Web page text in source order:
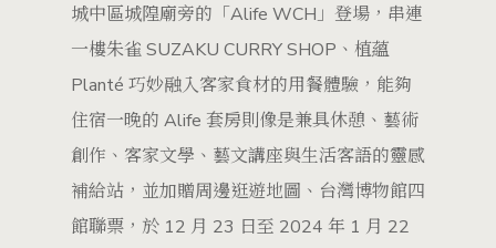
城中區城隍廟旁的「Alife WCH」登場，串連
一樓朱雀 SUZAKU CURRY SHOP、植蘊
Planté 巧妙融入客家食材的用餐體驗，能夠
住宿一晚的 Alife 套房則像是兼具休憩、藝術
創作、客家文學、藝文講座與生活客語的靈感
補給站，並加贈周邊逛遊地圖、台灣博物館四
館聯票，於 12 月 23 日至 2024 年 1 月 22